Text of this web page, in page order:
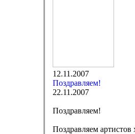
12.11.2007
Поздравляем!
22.11.2007
Поздравляем!
Поздравляем